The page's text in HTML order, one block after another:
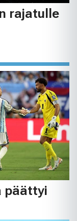
rajatulle
päättyi